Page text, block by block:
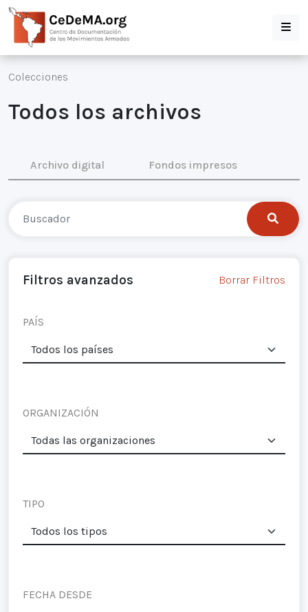
Colecciones
Todos los archivos
Archivo digital Fondos impresos
Filtros avanzados Borrar Filtros
PAÍS
ORGANIZACIÓN
TIPO
FECHA DESDE